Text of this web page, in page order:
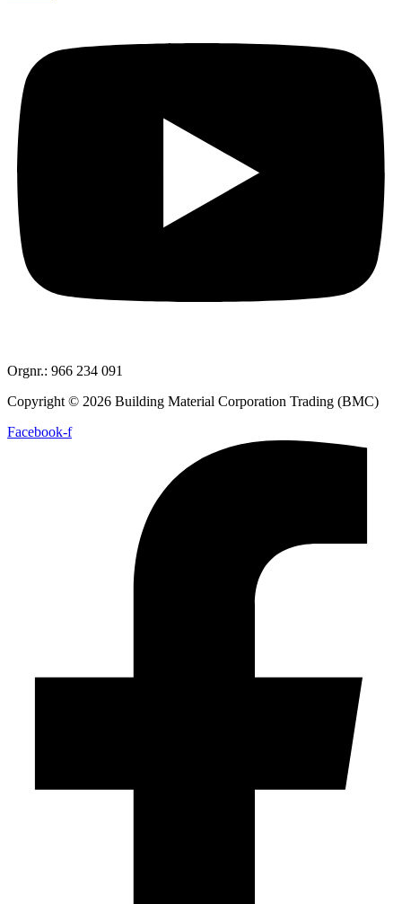
Orgnr.: 966 234 091
Copyright © 2026 Building Material Corporation Trading (BMC)
Facebook-f